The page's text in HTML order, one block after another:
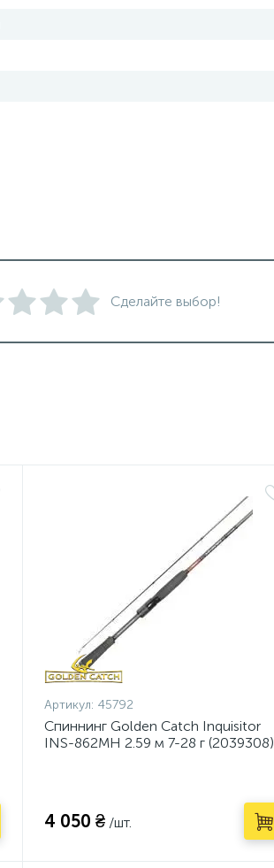
Сделайте выбор!
Артикул: 45792
Спиннинг Golden Catch Inquisitor
INS-862MH 2.59 м 7-28 г (2039308)
4 050 ₴ /шт.